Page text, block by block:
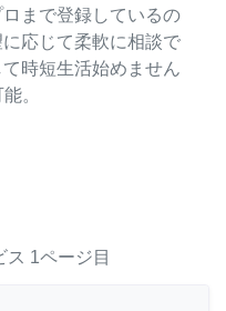
まで登録しているの
応じて柔軟に相談で
時短生活始めません
。
ス 1ページ目